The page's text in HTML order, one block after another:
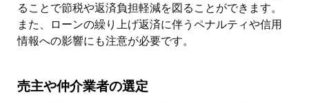
ることで節税や返済負担軽減を図ることができます。
また、ローンの繰り上げ返済に伴うペナルティや信用
情報への影響にも注意が必要です。
売主や仲介業者の選定